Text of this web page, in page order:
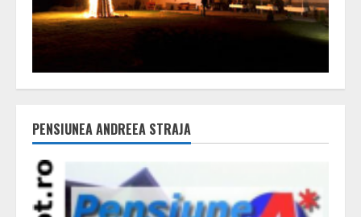
PENSIUNEA ANDREEA STRAJA